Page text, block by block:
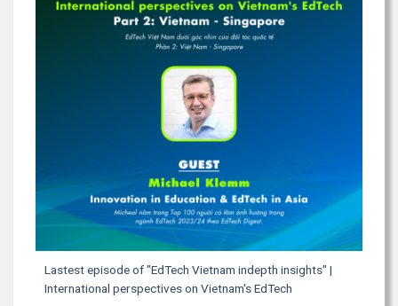
Lastest episode of "EdTech Vietnam indepth insights" |
International perspectives on Vietnam's EdTech